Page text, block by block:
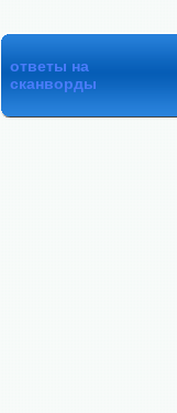
ответы на
сканворды